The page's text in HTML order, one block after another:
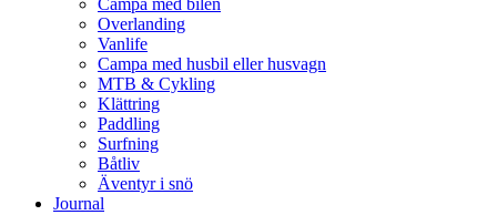
Campa med bilen
Overlanding
Vanlife
Campa med husbil eller husvagn
MTB & Cykling
Klättring
Paddling
Surfning
Båtliv
Äventyr i snö
Journal